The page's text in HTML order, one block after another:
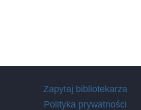
Zapytaj bibliotekarza
Polityka prywatności